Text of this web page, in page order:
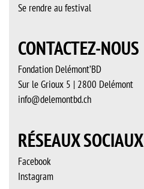
Se rendre au festival
CONTACTEZ-NOUS
Fondation Delémont’BD
Sur le Grioux 5 | 2800 Delémont
info@delemontbd.ch
RÉSEAUX SOCIAUX
Facebook
Instagram